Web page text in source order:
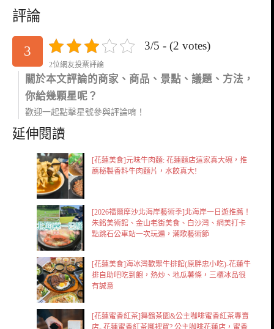
評論
3 3/5 - (2 votes)
2位網友投票評論
關於本文評論的商家、商品、景點、議題、方法，
你給幾顆星呢？
歡迎一起點擊星號參與評論唷！
延伸閱讀
[花蓮美食]元味牛肉麵: 花蓮麵店這家真大碗，推
薦秘製香料牛肉麵片，水餃真大!
[2026福爾摩沙北海岸藝術季]北海岸一日遊推薦！
朱銘美術館、金山老街美食、白沙灣、網美打卡
點跳石公車站一次玩遍，潮歌藝術節
[花蓮美食]海冰灣歡聚牛排館(原胖忠小吃)-花蓮牛
排自助吧吃到飽，熱炒、地瓜薯條，三櫃冰品很
有誠意
[花蓮蜜香紅茶]舞鶴茶園&公主咖啡蜜香紅茶專賣